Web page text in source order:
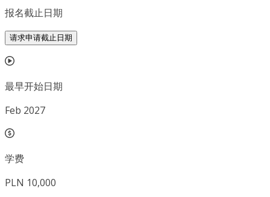
报名截止日期
请求申请截止日期
最早开始日期
Feb 2027
学费
PLN 10,000